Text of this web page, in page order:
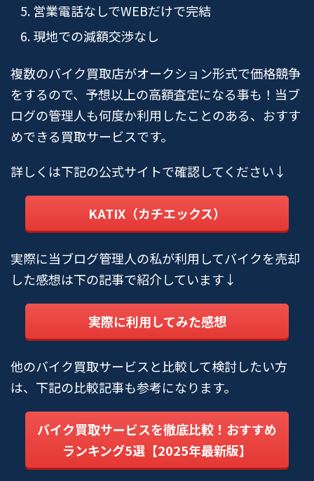
営業電話なしでWEBだけで完結
現地での減額交渉なし
複数のバイク買取店がオークション形式で価格競争
をするので、予想以上の高額査定になる事も！当ブ
ログの管理人も何度か利用したことのある、おすす
めできる買取サービスです。
詳しくは下記の公式サイトで確認してください↓
KATIX（カチエックス）
実際に当ブログ管理人の私が利用してバイクを売却
した感想は下の記事で紹介しています↓
実際に利用してみた感想
他のバイク買取サービスと比較して検討したい方
は、下記の比較記事も参考になります。
バイク買取サービスを徹底比較！おすすめ
ランキング5選【2025年最新版】